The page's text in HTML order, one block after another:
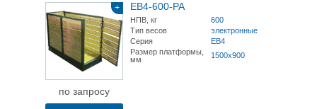
+
по запросу
ЕВ4-600-РА
НПВ, кг
600
Тип весов
электронные
Серия
ЕВ4
Размер платформы,
мм
1500х900